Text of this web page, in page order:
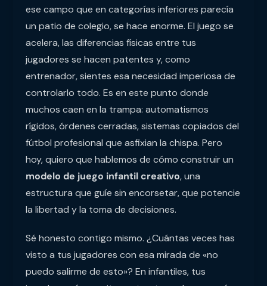
ese campo que en categorías inferiores parecía
un patio de colegio, se hace enorme. El juego se
acelera, las diferencias físicas entre tus
jugadores se hacen patentes y, como
entrenador, sientes esa necesidad imperiosa de
controlarlo todo. Es en este punto donde
muchos caen en la trampa: automatismos
rígidos, órdenes cerradas, sistemas copiados del
fútbol profesional que asfixian la chispa. Pero
hoy, quiero que hablemos de cómo construir un
modelo de juego infantil creativo, una
estructura que guíe sin encorsetar, que potencie
la libertad y la toma de decisiones.
Sé honesto contigo mismo. ¿Cuántas veces has
visto a tus jugadores con esa mirada de «no
puedo salirme de esto»? En infantiles, tus